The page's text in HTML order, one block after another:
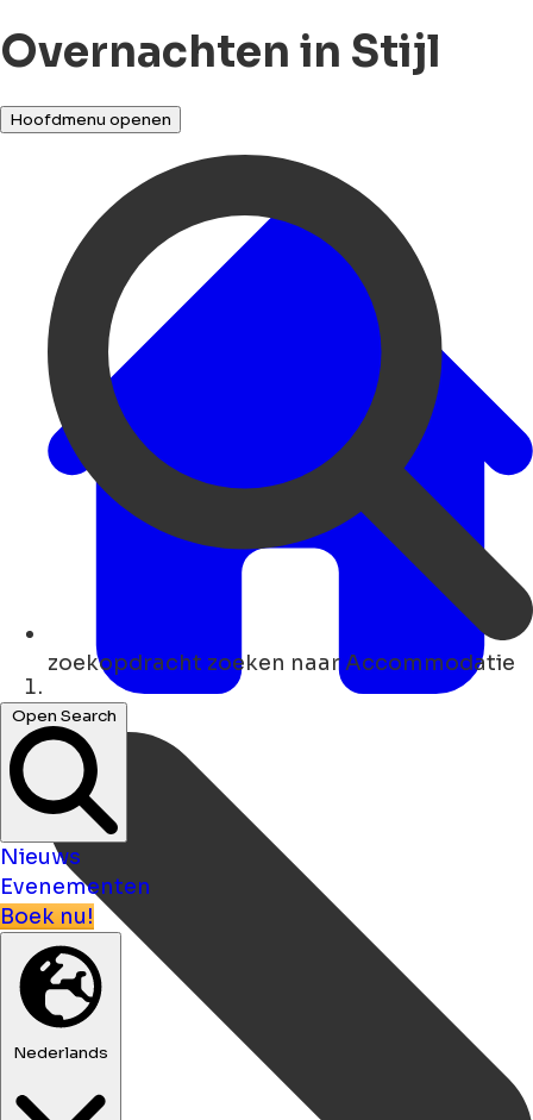
Overnachten in Stijl
Hoofdmenu openen
zoekopdracht zoeken naar Accommodatie
Open Search
Nieuws
Evenementen
Boek nu!
Nederlands
Thuis